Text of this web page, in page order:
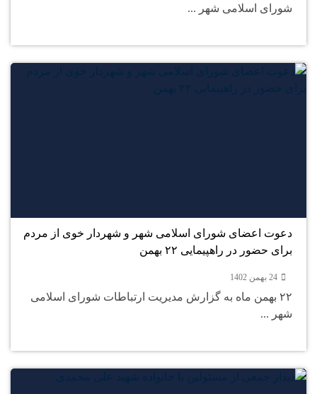
شورای اسلامی شهر ...
دعوت اعضای شورای اسلامی شهر و شهردار خوی از مردم
برای حضور در راهپیمایی ۲۲ بهمن
24 بهمن 1402
۲۲ بهمن ماه به گزارش مدیریت ارتباطات شورای اسلامی
شهر ...